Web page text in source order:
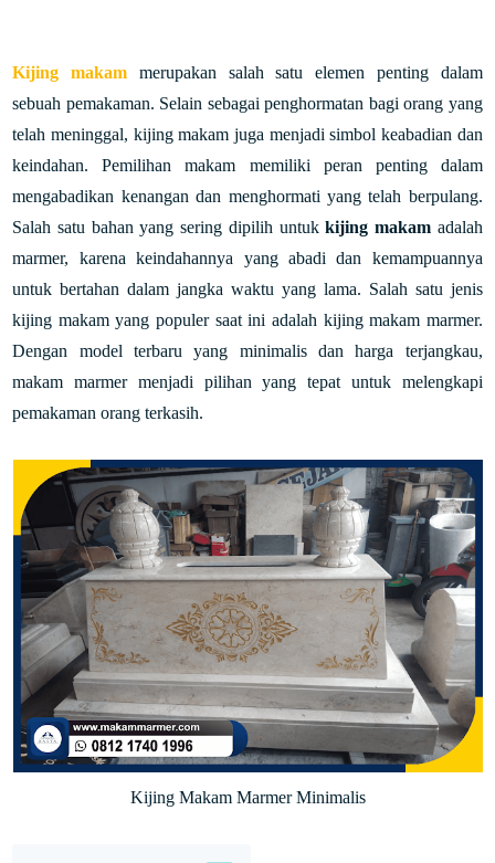
Kijing makam merupakan salah satu elemen penting dalam
sebuah pemakaman. Selain sebagai penghormatan bagi orang yang
telah meninggal, kijing makam juga menjadi simbol keabadian dan
keindahan. Pemilihan makam memiliki peran penting dalam
mengabadikan kenangan dan menghormati yang telah berpulang.
Salah satu bahan yang sering dipilih untukkijing makam adalah
marmer, karena keindahannya yang abadi dan kemampuannya
untuk bertahan dalam jangka waktu yang lama. Salah satu jenis
kijing makam yang populer saat ini adalah kijing makam marmer.
Dengan model terbaru yang minimalis dan harga terjangkau,
makam marmer menjadi pilihan yang tepat untuk melengkapi
pemakaman orang terkasih.
Kijing Makam Marmer Minimalis